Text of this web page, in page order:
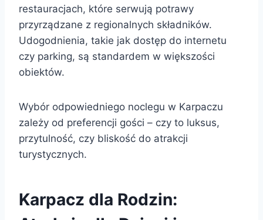
restauracjach, które serwują potrawy
przyrządzane z regionalnych składników.
Udogodnienia, takie jak dostęp do internetu
czy parking, są standardem w większości
obiektów.
Wybór odpowiedniego noclegu w Karpaczu
zależy od preferencji gości – czy to luksus,
przytulność, czy bliskość do atrakcji
turystycznych.
Karpacz dla Rodzin: